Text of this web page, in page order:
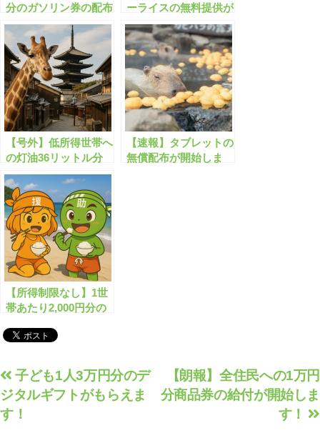
分のガソリン券の配布
が開始します！
ーライスの無料提供が
開始します！
【号外】低所得世帯へ
の灯油36リットル分
の無料支給が開始しま
す！
【速報】タブレットの
無償配布が開始しま
【所得制限なし】1世
帯あたり2,000円分の
配布されます！
投
稿
ナ
【朗報】全住民への1万円
分商品券の給付が開始しま
す！
子ども1人3万円分のデ
ジタルギフトがもらえま
す！